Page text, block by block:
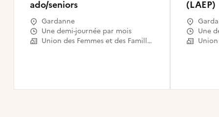
ado/seniors
Gardanne
Une demi-journée par mois
Union des Femmes et des Familles (UFF)
(LAEP)
Une